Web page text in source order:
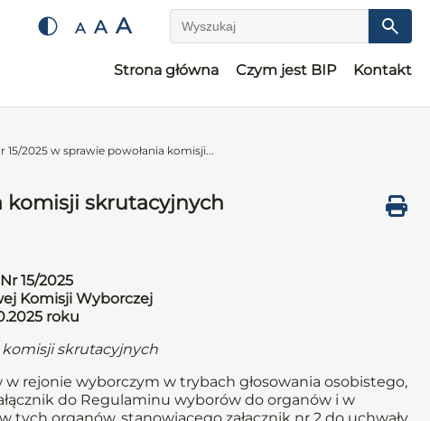
A A A Wyszukaj
Strona główna Czym jest BIP Kontakt
15/2025 w sprawie powołania komisji...
komisji skrutacyjnych
15/2025
Komisji Wyborczej
roku
komisji skrutacyjnych
w rejonie wyborczym w trybach głosowania osobistego,
do Regulaminu wyborów do organów i w